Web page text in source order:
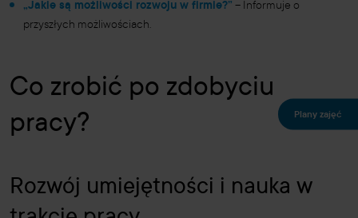
„Jakie są możliwości rozwoju w firmie?” – Informuje o
przyszłych możliwościach.
Co zrobić po zdobyciu
pracy?
Rozwój umiejętności i nauka w
Plany zajęć